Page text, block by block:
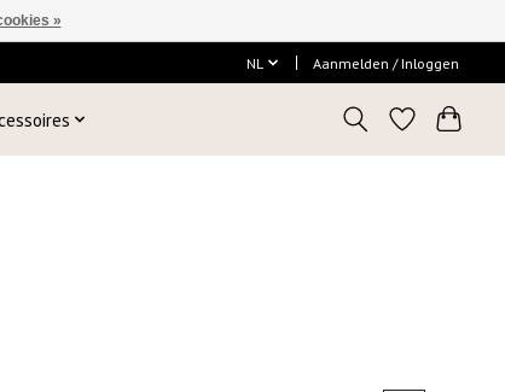
NL Aanmelden / Inloggen
»